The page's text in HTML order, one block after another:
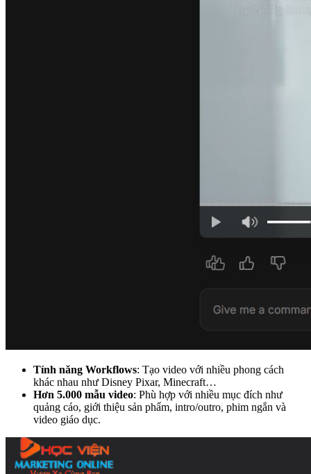
Tính năng Workflows: Tạo video với nhiều phong cách
khác nhau như Disney Pixar, Minecraft…
Hơn 5.000 mẫu video: Phù hợp với nhiều mục đích như
quảng cáo, giới thiệu sản phẩm, intro/outro, phim ngắn và
video giáo dục.